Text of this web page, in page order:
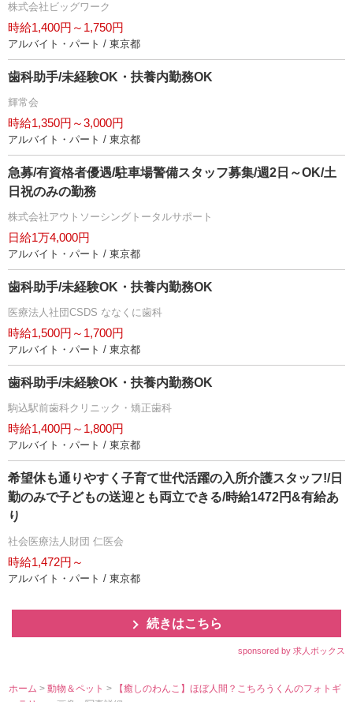
株式会社ビッグワーク
時給1,400円～1,750円
アルバイト・パート / 東京都
歯科助手/未経験OK・扶養内勤務OK
輝常会
時給1,350円～3,000円
アルバイト・パート / 東京都
急募/有資格者優遇/駐車場警備スタッフ募集/週2日～OK/土
日祝のみの勤務
株式会社アウトソーシングトータルサポート
日給1万4,000円
アルバイト・パート / 東京都
歯科助手/未経験OK・扶養内勤務OK
医療法人社団CSDS ななくに歯科
時給1,500円～1,700円
アルバイト・パート / 東京都
歯科助手/未経験OK・扶養内勤務OK
駒込駅前歯科クリニック・矯正歯科
時給1,400円～1,800円
アルバイト・パート / 東京都
希望休も通りやすく子育て世代活躍の入所介護スタッフ!/日
勤のみで子どもの送迎とも両立できる/時給1472円&有給あ
り
社会医療法人財団 仁医会
時給1,472円～
アルバイト・パート / 東京都
続きはこちら
sponsored by 求人ボックス
ホーム >動物＆ペット>
【癒しのわんこ】ほぼ人間？こちろうくんのフォトギ